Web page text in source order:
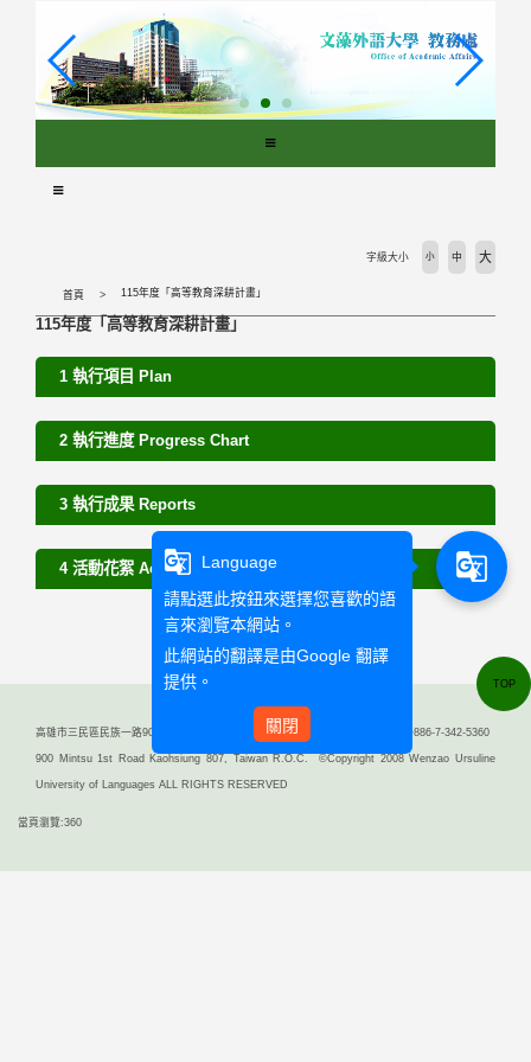
首頁 115年度「高等教育深耕計畫」
字級大小 小 中 大
115年度「高等教育深耕計畫」
1 執行項目 Plan
2 執行進度 Progress Chart
3 執行成果 Reports
4 活動花絮 Activities
高雄市三民區民族一路900號（行政大樓二樓） TEL: +886-7-342-6031 FAX: +886-7-342-5360
900 Mintsu 1st Road Kaohsiung 807, Taiwan R.O.C. ©Copyright 2008 Wenzao Ursuline
University of Languages ALL RIGHTS RESERVED
當頁瀏覽:360
TOP
g_translate
Language
請點選此按鈕來選擇您喜歡的語
言來瀏覽本網站。
此網站的翻譯是由Google 翻譯
提供。
關閉
g_translate